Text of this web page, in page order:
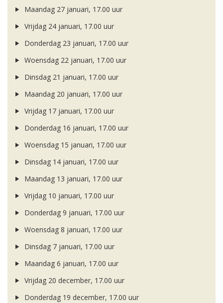
Maandag 27 januari, 17.00 uur
Vrijdag 24 januari, 17.00 uur
Donderdag 23 januari, 17.00 uur
Woensdag 22 januari, 17.00 uur
Dinsdag 21 januari, 17.00 uur
Maandag 20 januari, 17.00 uur
Vrijdag 17 januari, 17.00 uur
Donderdag 16 januari, 17.00 uur
Woensdag 15 januari, 17.00 uur
Dinsdag 14 januari, 17.00 uur
Maandag 13 januari, 17.00 uur
Vrijdag 10 januari, 17.00 uur
Donderdag 9 januari, 17.00 uur
Woensdag 8 januari, 17.00 uur
Dinsdag 7 januari, 17.00 uur
Maandag 6 januari, 17.00 uur
Vrijdag 20 december, 17.00 uur
Donderdag 19 december, 17.00 uur